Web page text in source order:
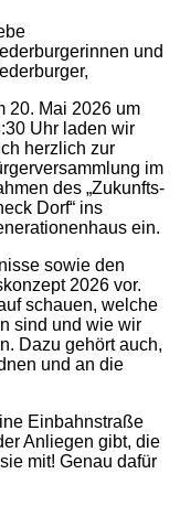
und
20. Mai 2026 um
Uhr laden wir
herzlich zur
im
des „Zukunfts-
Dorf“ ins
ein.
sowie den
2026 vor.
schauen, welche
sind und wie wir
Dazu gehört auch,
und an die
Einbahnstraße
Anliegen gibt, die
mit! Genau dafür